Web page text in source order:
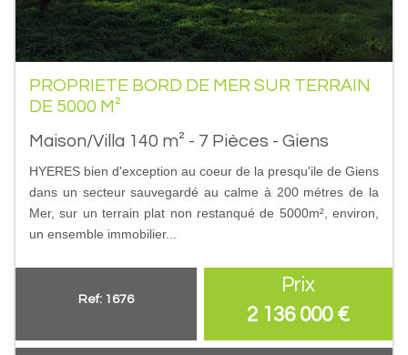
PROPRIETE BORD DE MER SUR TERRAIN
DE 5000 M²
Maison/Villa 140 m² - 7 Pièces - Giens
HYERES bien d'exception au coeur de la presqu'ile de Giens
dans un secteur sauvegardé au calme à 200 métres de la
Mer, sur un terrain plat non restanqué de 5000m², environ,
un ensemble immobilier...
Ref: 1676
Prix
2 136 000 €